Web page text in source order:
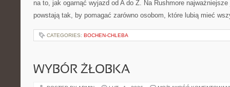
na to, jak ogarnąć wyjazd od A do Z. Na Rushmore
powstają tak, by pomagać zarówno osobom, które lubią mieć
CATEGORIES: BOCHEN-CHLEBA
WYBÓR ŻŁOBKA